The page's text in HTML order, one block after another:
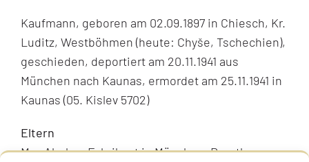
Kaufmann, geboren am 02.09.1897 in Chiesch, Kr.
Luditz, Westböhmen (heute: Chyše, Tschechien),
geschieden, deportiert am 20.11.1941 aus
München nach Kaunas, ermordet am 25.11.1941 in
Kaunas (05. Kislev 5702)
Eltern
Max Abeles, Fabrikant in München, Dorothea ,